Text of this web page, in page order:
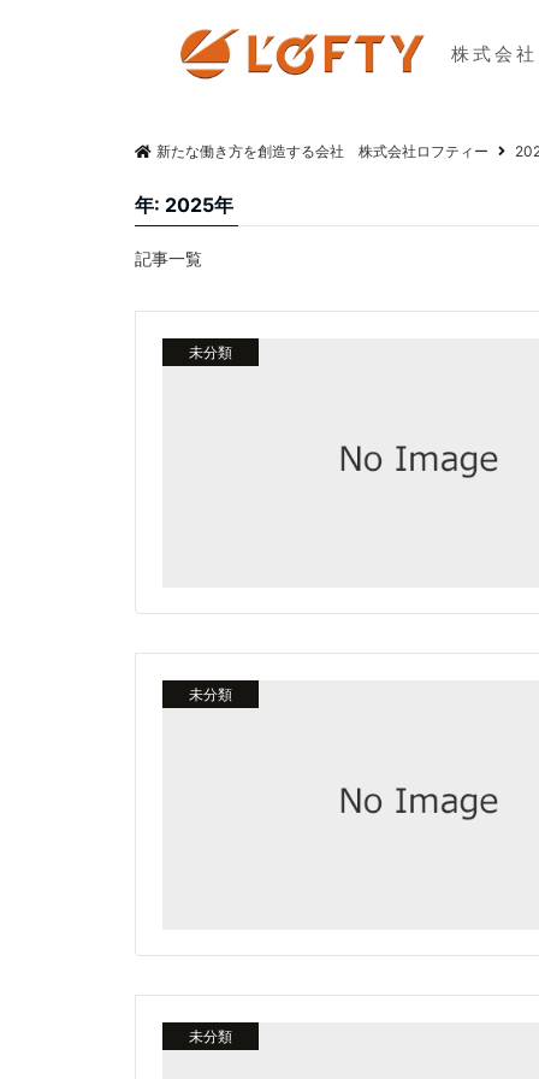
株式会
新たな働き方を創造する会社 株式会社ロフティー
年: 2025年
記事一覧
未分類
未分類
未分類